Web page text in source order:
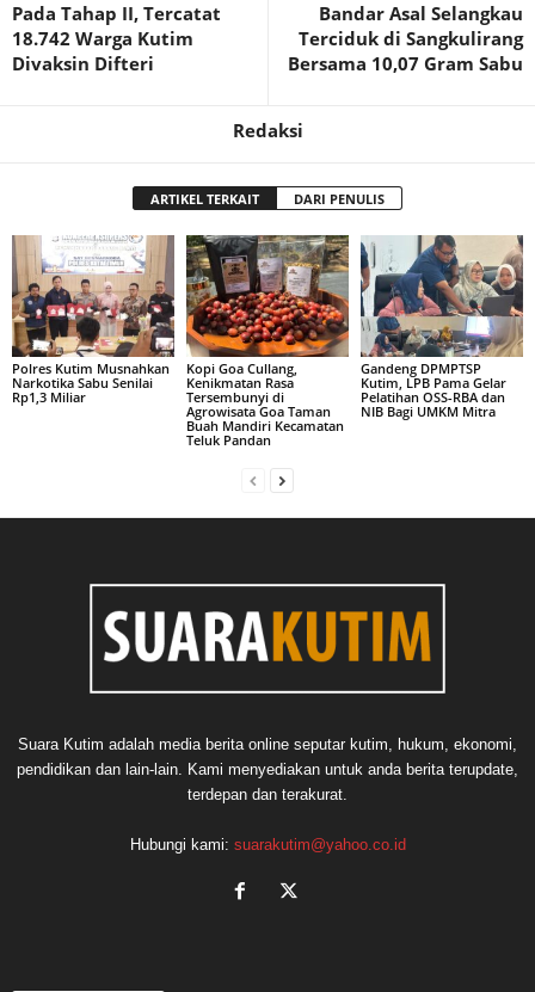
Pada Tahap II, Tercatat
18.742 Warga Kutim
Divaksin Difteri
Bandar Asal Selangkau
Terciduk di Sangkulirang
Bersama 10,07 Gram Sabu
Redaksi
ARTIKEL TERKAIT DARI PENULIS
Polres Kutim Musnahkan
Narkotika Sabu Senilai
Rp1,3 Miliar
Kopi Goa Cullang,
Kenikmatan Rasa
Tersembunyi di
Agrowisata Goa Taman
Buah Mandiri Kecamatan
Teluk Pandan
Gandeng DPMPTSP
Kutim, LPB Pama Gelar
Pelatihan OSS-RBA dan
NIB Bagi UMKM Mitra
Suara Kutim adalah media berita online seputar kutim, hukum, ekonomi,
pendidikan dan lain-lain. Kami menyediakan untuk anda berita terupdate,
terdepan dan terakurat.
Hubungi kami: suarakutim@yahoo.co.id